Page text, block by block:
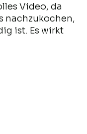
Video, da
nachzukochen,
ist. Es wirkt